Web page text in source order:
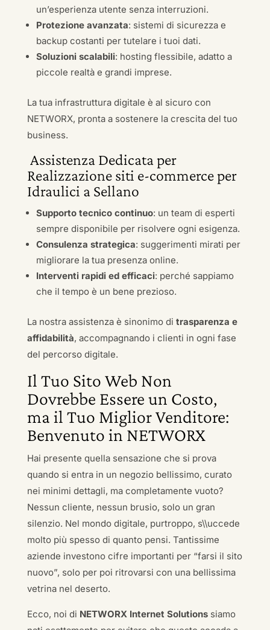
un’esperienza utente senza interruzioni.
Protezione avanzata: sistemi di sicurezza e
backup costanti per tutelare i tuoi dati.
Soluzioni scalabili: hosting flessibile, adatto a
piccole realtà e grandi imprese.
La tua infrastruttura digitale è al sicuro con
NETWORX, pronta a sostenere la crescita del tuo
business.
Assistenza Dedicata per
Realizzazione siti e-commerce per
Idraulici a Sellano
Supporto tecnico continuo: un team di esperti
sempre disponibile per risolvere ogni esigenza.
Consulenza strategica: suggerimenti mirati per
migliorare la tua presenza online.
Interventi rapidi ed efficaci: perché sappiamo
che il tempo è un bene prezioso.
La nostra assistenza è sinonimo di trasparenza e
affidabilità, accompagnando i clienti in ogni fase
del percorso digitale.
Il Tuo Sito Web Non
Dovrebbe Essere un Costo,
ma il Tuo Miglior Venditore:
Benvenuto in NETWORX
Hai presente quella sensazione che si prova
quando si entra in un negozio bellissimo, curato
nei minimi dettagli, ma completamente vuoto?
Nessun cliente, nessun brusio, solo un gran
silenzio. Nel mondo digitale, purtroppo, s\\uccede
molto più spesso di quanto pensi. Tantissime
aziende investono cifre importanti per “farsi il sito
nuovo”, solo per poi ritrovarsi con una bellissima
vetrina nel deserto.
Ecco, noi di NETWORX Internet Solutionssiamo